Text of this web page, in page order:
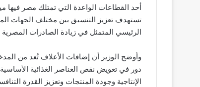
أحد القطاعات الواعدة التي تمتلك مصر فيها
تستهدف تعزيز التنسيق بين مختلف الجهات
الرئيسي المتمثل في زيادة الصادرات
وأوضح الوزير أن إضافات الأعلاف تُعد من
دور في تعويض نقص العناصر الغذائية
الإنتاجية وجودة المنتجات وتعزيز القدرة